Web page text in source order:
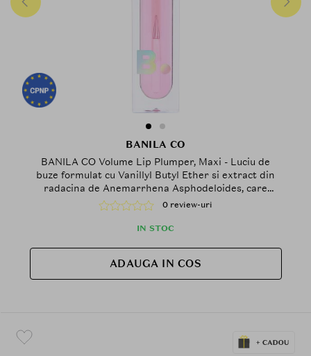
BANILA CO
BANILA CO Volume Lip Plumper, Maxi - Luciu de
buze formulat cu Vanillyl Butyl Ether si extract din
radacina de Anemarrhena Asphodeloides, care
contribuie la efectul de volum si la metinerea
confortului buzelor
0 review-uri
IN STOC
ADAUGA IN COS